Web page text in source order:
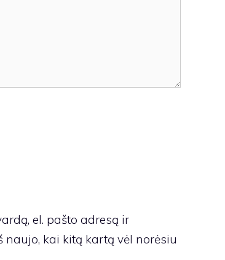
el. pašto adresą ir
naujo, kai kitą kartą vėl norėsiu